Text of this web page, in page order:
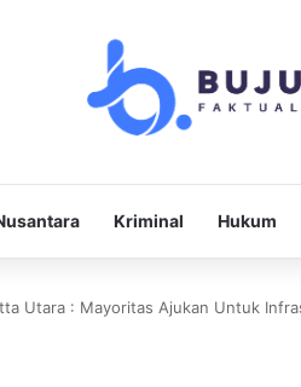
Kriminal Hukum
Utara : Mayoritas Ajukan Untuk